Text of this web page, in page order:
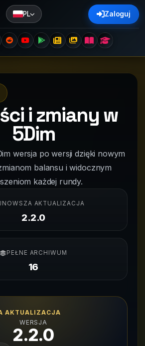
PL Zaloguj
i zmiany w
5Dim
wersja po wersji dzięki nowym
balansu i widocznym
każdej rundy.
AKTUALIZACJA
2.2.0
PEŁNE ARCHIWUM
16
AKTUALIZACJA
WERSJA
2.2.0